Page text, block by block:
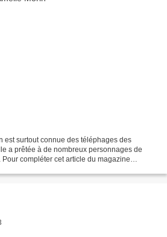
est surtout connue des téléphages des
a prêtée à de nombreux personnages de
compléter cet article du magazine